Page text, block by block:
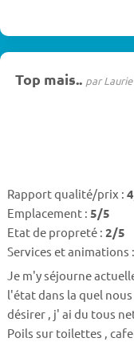
Top mais.. par Laurie
Rapport qualité/prix :
Emplacement : 5/5
Etat de propreté : 2/5
Services et animations :
Je m'y séjourne
l'état dans la quel
désirer , j' ai du tous
Poils sur toilettes ,